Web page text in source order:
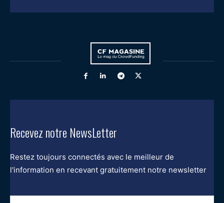
Recevez notre NewsLetter
Restez toujours connectés avec le meilleur de
l'information en recevant gratuitement notre newsletter
Entrez